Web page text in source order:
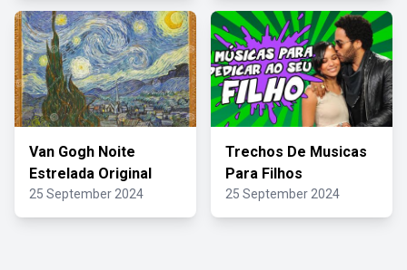
Van Gogh Noite
Estrelada Original
25 September 2024
Trechos De Musicas
Para Filhos
25 September 2024